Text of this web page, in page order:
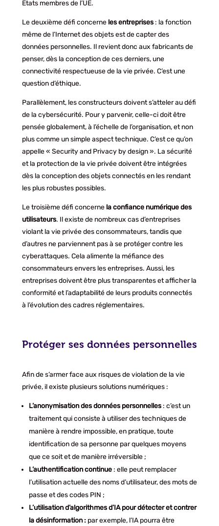
Etats membres de l’UE.
Le deuxième défi concerne les entreprises: la fonction
même de l’Internet des objets est de capter des
données personnelles. Il revient donc aux fabricants de
penser, dès la conception de ces derniers, une
connectivité respectueuse de la vie privée. C’est une
question d’éthique.
Parallèlement, les constructeurs doivent s’atteler au défi
de la cybersécurité. Pour y parvenir, celle-ci doit être
pensée globalement, à l’échelle de l’organisation, et non
plus comme un simple aspect technique. C’est ce qu’on
appelle « Security and Privacy by design ». La sécurité
et la protection de la vie privée doivent être intégrées
dès la conception des objets connectés en les rendant
les plus robustes possibles.
Le troisième défi concerne la confiance numérique des
utilisateurs. Il existe de nombreux cas d’entreprises
violant la vie privée des consommateurs, tandis que
d’autres ne parviennent pas à se protéger contre les
cyberattaques. Cela alimente la méfiance des
consommateurs envers les entreprises. Aussi, les
entreprises doivent être plus transparentes et afficher la
conformité et l’adaptabilité de leurs produits connectés
à l’évolution des cadres réglementaires.
Protéger ses données personnelles
Afin de s’armer face aux risques de violation de la vie
privée, il existe plusieurs solutions numériques :
L’anonymisation des données personnelles: c’est un
traitement qui consiste à utiliser des techniques de
manière à rendre impossible, en pratique, toute
identification de sa personne par quelques moyens
que ce soit et de manière irréversible ;
L’authentification continue: elle peut remplacer
l’utilisation actuelle des noms d’utilisateur, des mots de
passe et des codes PIN ;
L’utilisation d’algorithmes d’IA pour détecter et contrer
la désinformation :par exemple, l’IA pourra être